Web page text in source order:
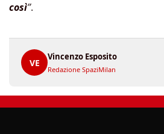
così”.
VE
Vincenzo Esposito
Redazione SpaziMilan